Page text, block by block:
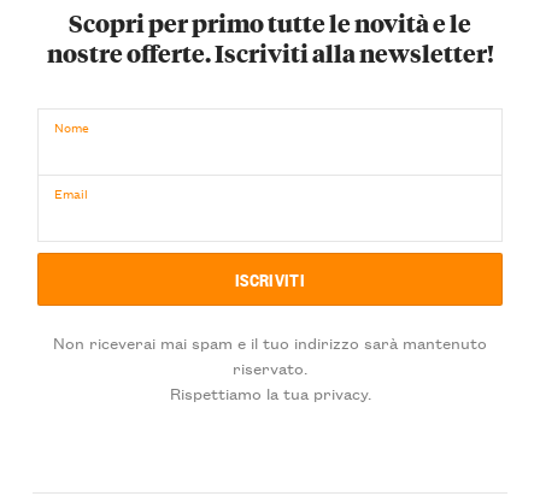
Scopri per primo tutte le novità e le
nostre offerte. Iscriviti alla newsletter!
Nome
Email
Non riceverai mai spam e il tuo indirizzo sarà mantenuto
riservato.
Rispettiamo la tua privacy.